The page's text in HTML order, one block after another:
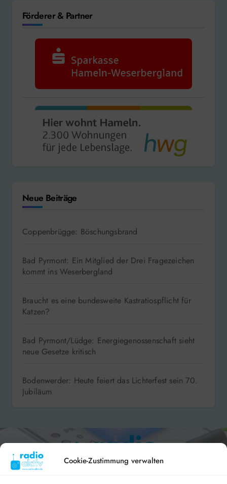
Cookie-Zustimmung verwalten
Förderer & Partner
Neue Beiträge
Coppenbrügge: Böschungsbrand
Bad Pyrmont: Ein Mitglied der Drei Fragezeichen
kommt ins Weserbergland
Braucht es eine bundesweite Kastratiospflicht für
Katzen?
Bad Pyrmont/Lüdge: Energiegenossenschaft sieht
neue Gesetze kritisch
Bodenwerder: Heute feiert das Lichterfest sein 70.
Jubiläum